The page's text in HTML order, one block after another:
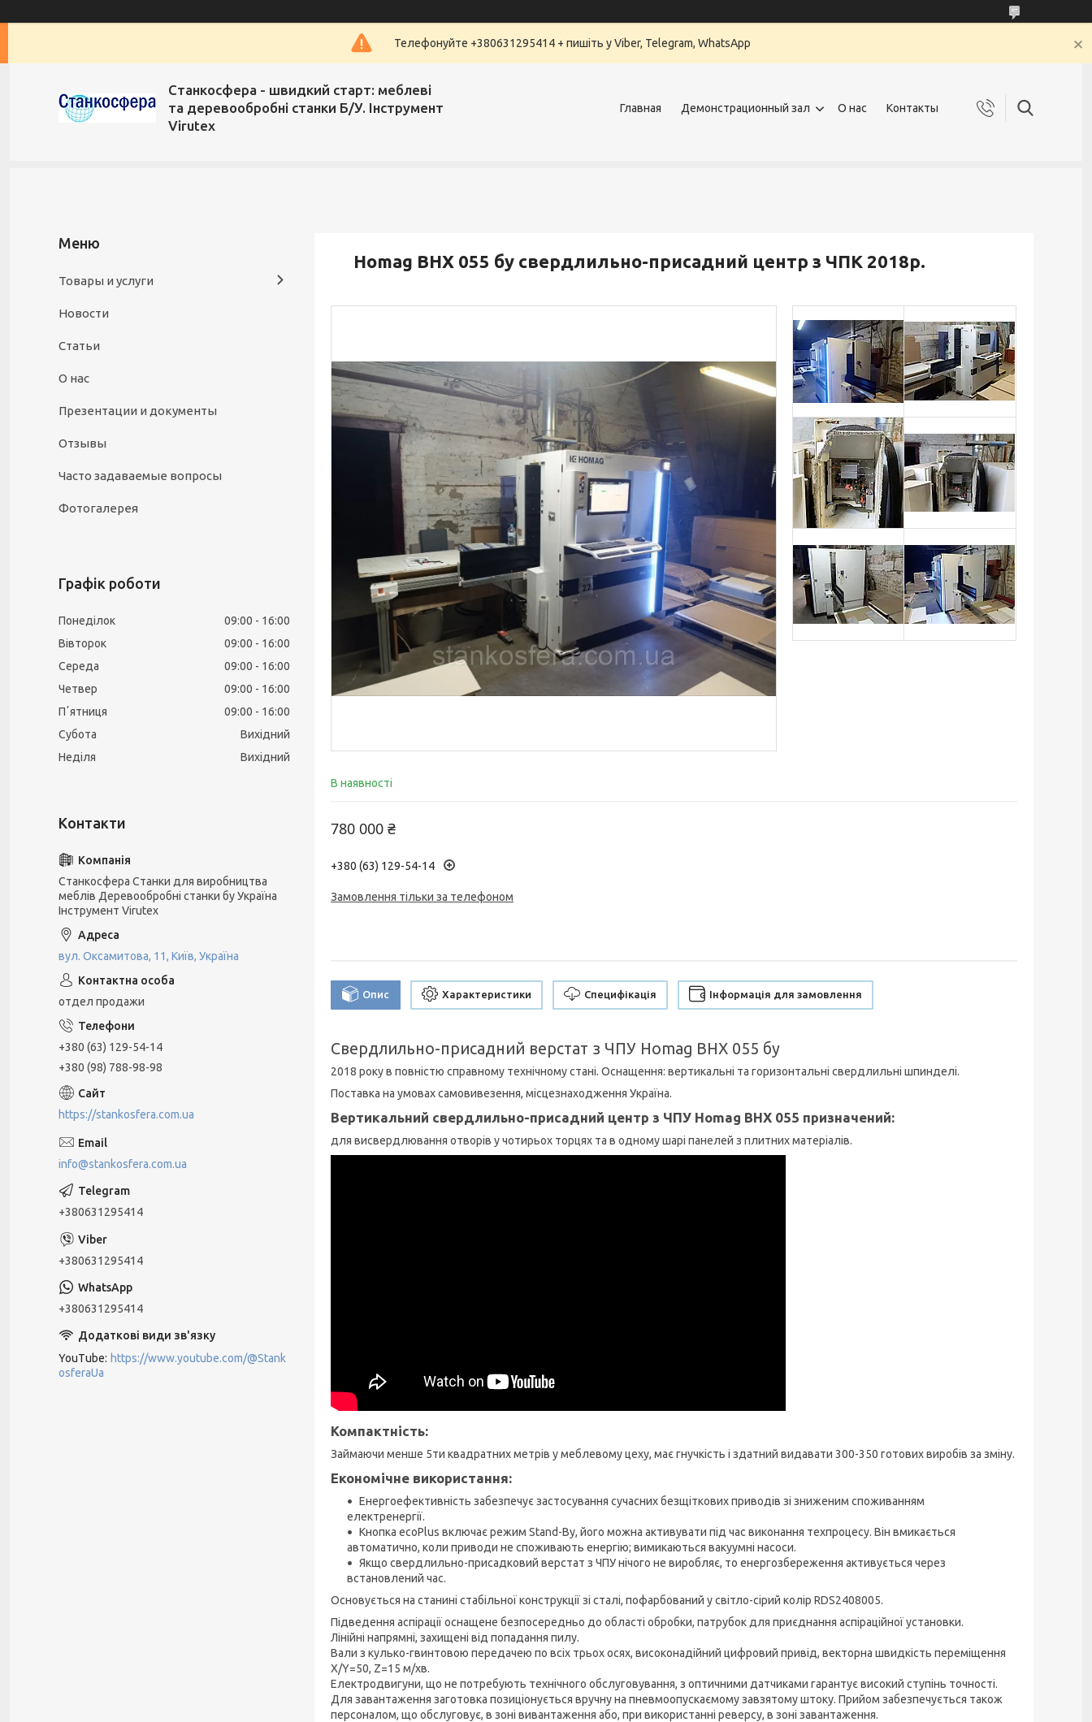
Телефонуйте +380631295414 + пишіть у Viber, Telegram, WhatsApp
Станкосфера - швидкий старт: меблеві
та деревообробні станки Б/У. Інструмент
Virutex
Главная Демонстрационный зал О нас Контакты
Homag BHX 055 бу свердлильно-присадний центр з ЧПК 2018р.
В наявності
780 000 ₴
+380 (63) 129-54-14
Замовлення тільки за телефоном
Опис Характеристики Специфікація Інформація для замовлення
Cвердлильно-присадний верстат з ЧПУ Homag BHX 055 бу
2018 року в повністю справному технічному стані. Оснащення: вертикальні та горизонтальні свердлильні шпинделі.
Поставка на умовах самовивезення, місцезнаходження Україна.
Вертикальний свердлильно-присадний центр з ЧПУ Homag BHX 055 призначений:
для висвердлювання отворів у чотирьох торцях та в одному шарі панелей з плитних матеріалів.
Компактність:
Займаючи менше 5ти квадратних метрів у меблевому цеху, має гнучкість і здатний видавати 300-350 готових виробів за зміну.
Економічне використання:
Енергоефективність забезпечує застосування сучасних безщіткових приводів зі зниженим споживанням
електренергії.
Кнопка ecoPlus включає режим Stand-By, його можна активувати під час виконання техпроцесу. Він вмикається
автоматично, коли приводи не споживають енергію; вимикаються вакуумні насоси.
Якщо свердлильно-присадковий верстат з ЧПУ нічого не виробляє, то енергозбереження активується через
встановлений час.
Основується на станині стабільної конструкції зі сталі, пофарбований у світло-сірий колір RDS2408005.
Підведення аспірації оснащене безпосередньо до області обробки, патрубок для приєднання аспіраційної установки.
Лінійні напрямні, захищені від попадання пилу.
Вали з кулько-гвинтовою передачею по всіх трьох осях, високонадійний цифровий привід, векторна швидкість переміщення
Х/Y=50, Z=15 м/хв.
Електродвигуни, що не потребують технічного обслуговування, з оптичними датчиками гарантує високий ступінь точності.
Для завантаження заготовка позиціонується вручну на пневмоопускаємому завзятому штоку. Прийом забезпечується також
персоналом, що обслуговує, в зоні вивантаження або, при використанні реверсу, в зоні завантаження.
Товары и услуги
Новости
Статьи
О нас
Презентации и документы
Отзывы
Часто задаваемые вопросы
Фотогалерея
Графік роботи
Понеділок 09:00
16:00
Вівторок
09:00
16:00
Середа
09:00
16:00
Четвер
09:00
16:00
Пʼятниця
09:00
16:00
Субота
Вихідний
Неділя
Вихідний
Станкосфера Станки для виробництва
меблів Деревообробні станки бу Україна
Інструмент Virutex
вул. Оксамитова, 11, Київ, Україна
отдел продажи
+380 (63) 129-54-14
+380 (98) 788-98-98
https://stankosfera.com.ua
info@stankosfera.com.ua
+380631295414
+380631295414
+380631295414
YouTube
https://www.youtube.com/@Stank
osferaUa